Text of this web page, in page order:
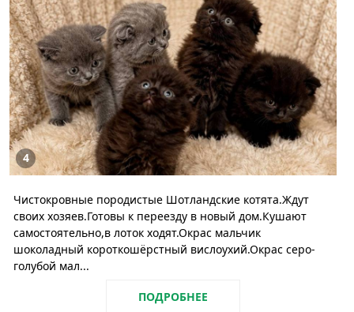
4
Чистокровные породистые Шотландские котята.Ждут
своих хозяев.Готовы к переезду в новый дом.Кушают
самостоятельно,в лоток ходят.Окрас мальчик
шоколадный короткошёрстный вислоухий.Окрас серо-
голубой мал...
ПОДРОБНЕЕ